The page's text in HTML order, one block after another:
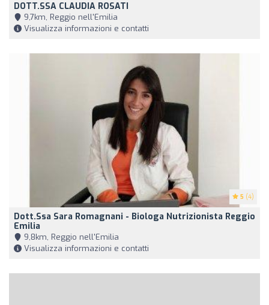
DOTT.SSA CLAUDIA ROSATI
9,7km, Reggio nell'Emilia
Visualizza informazioni e contatti
5 (4)
Dott.ssa Sara Romagnani - Biologa Nutrizionista Reggio
Emilia
9,8km, Reggio nell'Emilia
Visualizza informazioni e contatti